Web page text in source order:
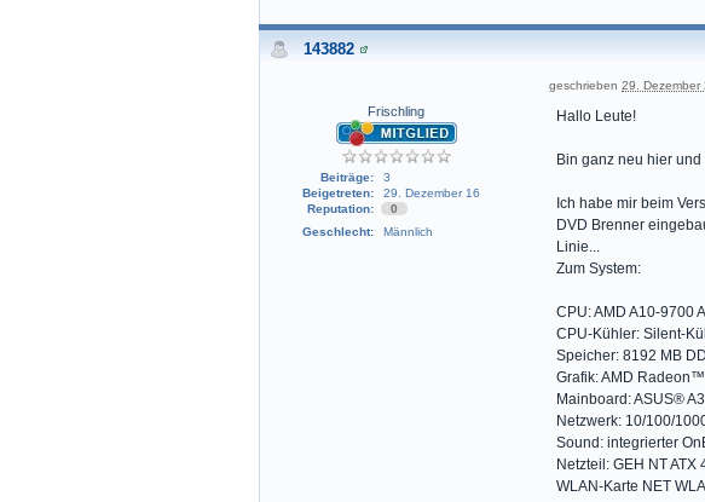
143882
Frischling
Beiträge:
3
Beigetreten:
29. Dezember 16
Reputation:
0
Geschlecht:
Männlich
geschrieben 29. Dezember
Hallo Leute!
Bin ganz neu hier
Ich habe mir beim
DVD Brenner
Linie...
Zum System:
CPU: AMD A10-9700
CPU-Kühler: Silent-
Speicher: 8192 MB
Grafik: AMD Radeon™
Mainboard: ASUS®
Netzwerk: 10/100/
Sound: integrierter
Netzteil: GEH NT
WLAN-Karte NET